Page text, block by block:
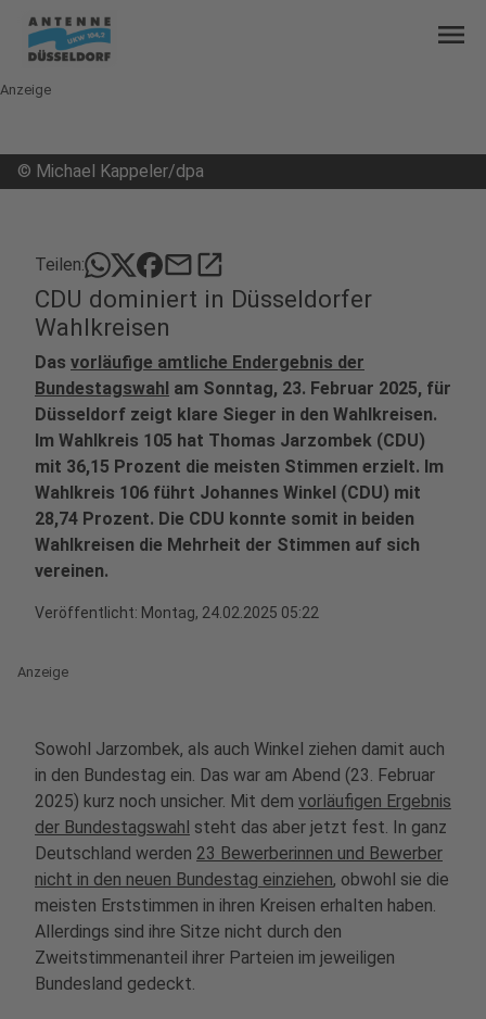
menu
Anzeige
© Michael Kappeler/dpa
Teilen: mailopen_in_new
CDU dominiert in Düsseldorfer
Wahlkreisen
Das vorläufige amtliche Endergebnis der
Bundestagswahl am Sonntag, 23. Februar 2025, für
Düsseldorf zeigt klare Sieger in den Wahlkreisen.
Im Wahlkreis 105 hat Thomas Jarzombek (CDU)
mit 36,15 Prozent die meisten Stimmen erzielt. Im
Wahlkreis 106 führt Johannes Winkel (CDU) mit
28,74 Prozent. Die CDU konnte somit in beiden
Wahlkreisen die Mehrheit der Stimmen auf sich
vereinen.
Veröffentlicht: Montag, 24.02.2025 05:22
Anzeige
Sowohl Jarzombek, als auch Winkel ziehen damit auch
in den Bundestag ein. Das war am Abend (23. Februar
2025) kurz noch unsicher. Mit dem vorläufigen Ergebnis
der Bundestagswahl steht das aber jetzt fest. In ganz
Deutschland werden 23 Bewerberinnen und Bewerber
nicht in den neuen Bundestag einziehen, obwohl sie die
meisten Erststimmen in ihren Kreisen erhalten haben.
Allerdings sind ihre Sitze nicht durch den
Zweitstimmenanteil ihrer Parteien im jeweiligen
Bundesland gedeckt.